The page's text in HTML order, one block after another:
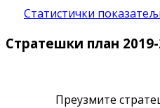
Статистички
Стратешки план
Преузмите